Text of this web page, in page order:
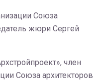
Союза
жюри Сергей
член
Союза архитекторов